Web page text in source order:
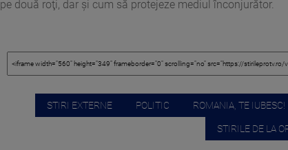
pe două roţi, dar şi cum să protejeze mediul înconjurător.
STIRI EXTERNE POLITIC ROMANIA, TE IUBESC!
STIRILE DE LA